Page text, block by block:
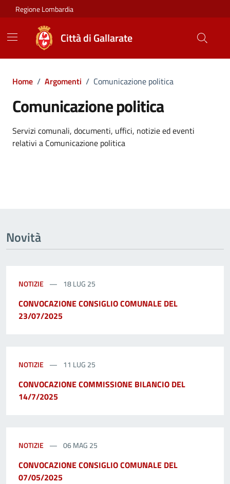
Vai ai contenuti
Vai al footer
Regione Lombardia
Città di Gallarate
Home / Argomenti / Comunicazione politica
Comunicazione politica
Dettagli dell'argomento
Servizi comunali, documenti, uffici, notizie ed eventi
relativi a Comunicazione politica
Novità
NOTIZIE 18 LUG 25
CONVOCAZIONE CONSIGLIO COMUNALE DEL
23/07/2025
NOTIZIE 11 LUG 25
CONVOCAZIONE COMMISSIONE BILANCIO DEL
14/7/2025
NOTIZIE 06 MAG 25
CONVOCAZIONE CONSIGLIO COMUNALE DEL
07/05/2025